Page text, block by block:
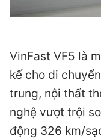
VinFast VF5 là
kế cho di
trung, nội thất
nghệ vượt trội
động 326 km/